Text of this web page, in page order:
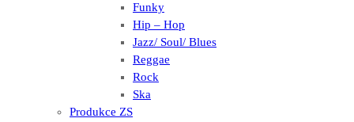
Funky
Hip – Hop
Jazz/ Soul/ Blues
Reggae
Rock
Ska
Produkce ZS